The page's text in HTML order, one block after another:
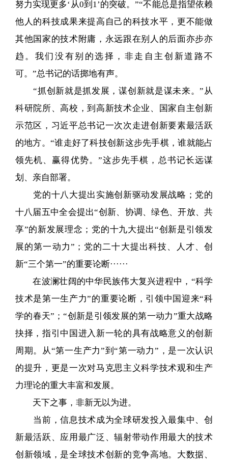
努力实现更多‘从0到1’的突破。”“不能总是指望依赖
他人的科技成果来提高自己的科技水平，更不能做
其他国家的技术附庸，永远跟在别人的后面亦步亦
趋。我们没有别的选择，非走自主创新道路不
可。”总书记的话掷地有声。
“抓创新就是抓发展，谋创新就是谋未来。”从
科研院所、高校，到高新技术企业、国家自主创新
示范区，习近平总书记一次次走进创新要素最活跃
的地方。“谁走好了科技创新这步先手棋，谁就能占
领先机、赢得优势。”这步先手棋，总书记长远谋
划、亲自部署。
党的十八大提出实施创新驱动发展战略；党的
十八届五中全会提出“创新、协调、绿色、开放、共
享”的新发展理念；党的十九大提出“创新是引领发
展的第一动力”；党的二十大提出科技、人才、创
新“三个第一”的重要论断······
在波澜壮阔的中华民族伟大复兴进程中，“科学
技术是第一生产力”的重要论断，引领中国迎来“科
学的春天”；“创新是引领发展的第一动力”重大战略
抉择，指引中国进入新一轮的具有战略意义的创新
周期。从“第一生产力”到“第一动力”，是一次认识
的提升，更是一次对马克思主义科学技术观和生产
力理论的重大丰富和发展。
天下之事，非新无以为进。
当前，信息技术成为全球研发投入最集中、创
新最活跃、应用最广泛、辐射带动作用最大的技术
创新领域，是全球技术创新的竞争高地。大数据、